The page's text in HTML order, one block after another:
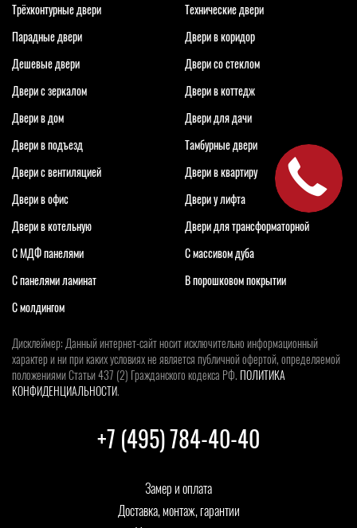
+7 (495) 784-40-40
Замер и оплата
Доставка, монтаж, гарантии
Трёхконтурные двери
Технические двери
Парадные двери
Двери в коридор
Дешевые двери
Двери со стеклом
Двери с зеркалом
Двери в коттедж
Двери в дом
Двери для дачи
Двери в подъезд
Тамбурные двери
Двери с вентиляцией
Двери в квартиру
Двери в офис
Двери у лифта
Двери в котельную
Двери для трансформаторной
С МДФ панелями
С массивом дуба
С панелями ламинат
В порошковом покрытии
С молдингом
Дисклеймер: Данный интернет-сайт носит исключительно информационный
характер и ни при каких условиях не является публичной офертой, определяемой
положениями Статьи 437 (2) Гражданского кодекса РФ. ПОЛИТИКА
КОНФИДЕНЦИАЛЬНОСТИ.